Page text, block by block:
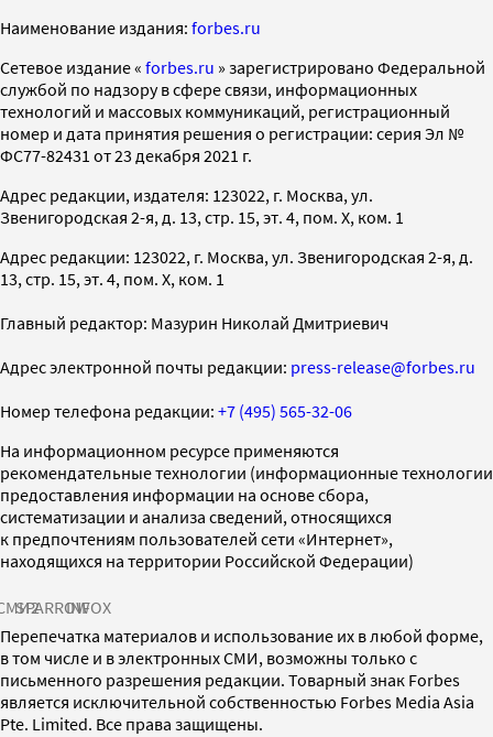
Наименование издания: forbes.ru
Cетевое издание « forbes.ru » зарегистрировано Федеральной
службой по надзору в сфере связи, информационных
технологий и массовых коммуникаций, регистрационный
номер и дата принятия решения о регистрации: серия Эл №
ФС77-82431 от 23 декабря 2021 г.
Адрес редакции, издателя: 123022, г. Москва, ул.
Звенигородская 2-я, д. 13, стр. 15, эт. 4, пом. X, ком. 1
Адрес редакции: 123022, г. Москва, ул. Звенигородская 2-я, д.
13, стр. 15, эт. 4, пом. X, ком. 1
Главный редактор: Мазурин Николай Дмитриевич
Адрес электронной почты редакции: press-release@forbes.ru
Номер телефона редакции: +7 (495) 565-32-06
На информационном ресурсе применяются
рекомендательные технологии (информационные технологии
предоставления информации на основе сбора,
систематизации и анализа сведений, относящихся
к предпочтениям пользователей сети «Интернет»,
находящихся на территории Российской Федерации)
SPARROWINFOX
Перепечатка материалов и использование их в любой форме,
в том числе и в электронных СМИ, возможны только с
письменного разрешения редакции. Товарный знак Forbes
является исключительной собственностью Forbes Media Asia
Pte. Limited. Все права защищены.